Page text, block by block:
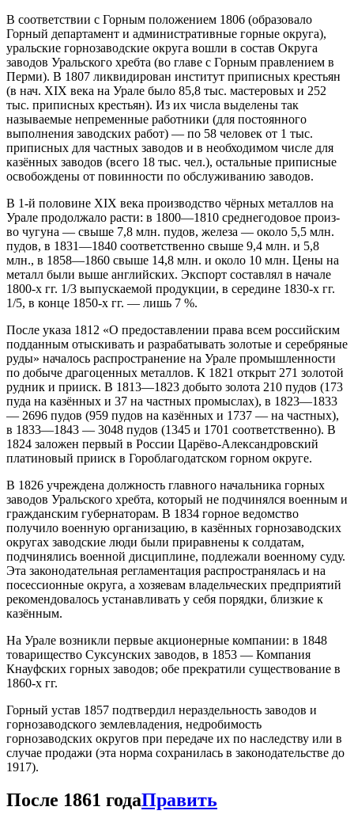
В соответствии с Горным положением 1806 (образовало
Горный департамент и административные горные округа),
уральские горнозаводские округа вошли в состав Округа
заводов Уральского хребта (во главе с Горным правлением в
Перми). В 1807 ликвидирован институт приписных крестьян
(в нач. XIX века на Урале было 85,8 тыс. мастеровых и 252
тыс. приписных крестьян). Из их числа выделены так
называемые непременные работники (для постоянного
выполнения заводских работ) — по 58 человек от 1 тыс.
приписных для частных заводов и в необходимом числе для
казённых заводов (всего 18 тыс. чел.), остальные приписные
освобождены от повинности по обслуживанию заводов.
В 1-й половине XIX века производство чёрных металлов на
Урале продолжало расти: в 1800—1810 среднегодовое произ-
во чугуна — свыше 7,8 млн. пудов, железа — около 5,5 млн.
пудов, в 1831—1840 соответственно свыше 9,4 млн. и 5,8
млн., в 1858—1860 свыше 14,8 млн. и около 10 млн. Цены на
металл были выше английских. Экспорт составлял в начале
1800-х гг. 1/3 выпускаемой продукции, в середине 1830-х гг.
1/5, в конце 1850-х гг. — лишь 7 %.
После указа 1812 «О предоставлении права всем российским
подданным отыскивать и разрабатывать золотые и серебряные
руды» началось распространение на Урале промышленности
по добыче драгоценных металлов. К 1821 открыт 271 золотой
рудник и прииск. В 1813—1823 добыто золота 210 пудов (173
пуда на казённых и 37 на частных промыслах), в 1823—1833
— 2696 пудов (959 пудов на казённых и 1737 — на частных),
в 1833—1843 — 3048 пудов (1345 и 1701 соответственно). В
1824 заложен первый в России Царёво-Александровский
платиновый прииск в Гороблагодатском горном округе.
В 1826 учреждена должность главного начальника горных
заводов Уральского хребта, который не подчинялся военным и
гражданским губернаторам. В 1834 горное ведомство
получило военную организацию, в казённых горнозаводских
округах заводские люди были приравнены к солдатам,
подчинялись военной дисциплине, подлежали военному суду.
Эта законодательная регламентация распространялась и на
посессионные округа, а хозяевам владельческих предприятий
рекомендовалось устанавливать у себя порядки, близкие к
казённым.
На Урале возникли первые акционерные компании: в 1848
товарищество Суксунских заводов, в 1853 — Компания
Кнауфских горных заводов; обе прекратили существование в
1860-х гг.
Горный устав 1857 подтвердил нераздельность заводов и
горнозаводского землевладения, недробимость
горнозаводских округов при передаче их по наследству или в
случае продажи (эта норма сохранилась в законодательстве до
1917).
После 1861 годаПравить